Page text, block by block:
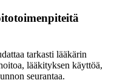
tarkasti lääkärin
lääkityksen käyttöä,
seurantaa.